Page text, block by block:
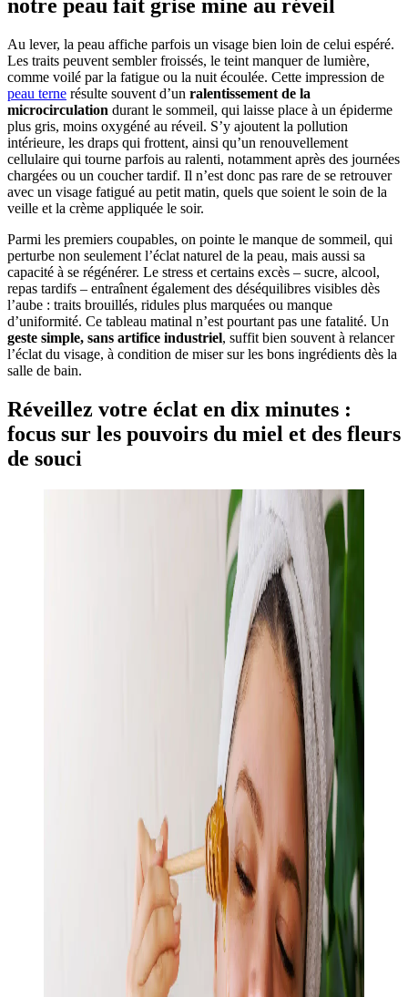
notre peau fait grise mine au réveil
Au lever, la peau affiche parfois un visage bien loin de celui espéré.
Les traits peuvent sembler froissés, le teint manquer de lumière,
comme voilé par la fatigue ou la nuit écoulée. Cette impression de
peau terne résulte souvent d’un ralentissement de la
microcirculation durant le sommeil, qui laisse place à un épiderme
plus gris, moins oxygéné au réveil. S’y ajoutent la pollution
intérieure, les draps qui frottent, ainsi qu’un renouvellement
cellulaire qui tourne parfois au ralenti, notamment après des journées
chargées ou un coucher tardif. Il n’est donc pas rare de se retrouver
avec un visage fatigué au petit matin, quels que soient le soin de la
veille et la crème appliquée le soir.
Parmi les premiers coupables, on pointe le manque de sommeil, qui
perturbe non seulement l’éclat naturel de la peau, mais aussi sa
capacité à se régénérer. Le stress et certains excès – sucre, alcool,
repas tardifs – entraînent également des déséquilibres visibles dès
l’aube : traits brouillés, ridules plus marquées ou manque
d’uniformité. Ce tableau matinal n’est pourtant pas une fatalité. Un
geste simple, sans artifice industriel, suffit bien souvent à relancer
l’éclat du visage, à condition de miser sur les bons ingrédients dès la
salle de bain.
Réveillez votre éclat en dix minutes :
focus sur les pouvoirs du miel et des fleurs
de souci